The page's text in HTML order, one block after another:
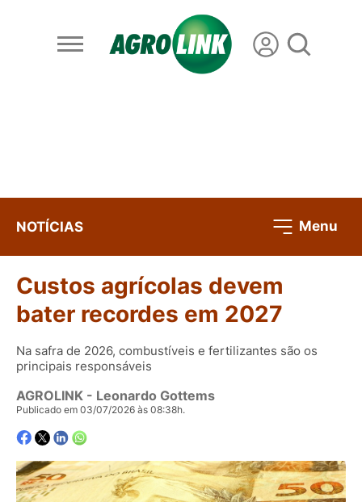
NOTÍCIAS Menu
Custos agrícolas devem
bater recordes em 2027
Na safra de 2026, combustíveis e fertilizantes são os
principais responsáveis
AGROLINK - Leonardo Gottems
Publicado em 03/07/2026 às 08:38h.